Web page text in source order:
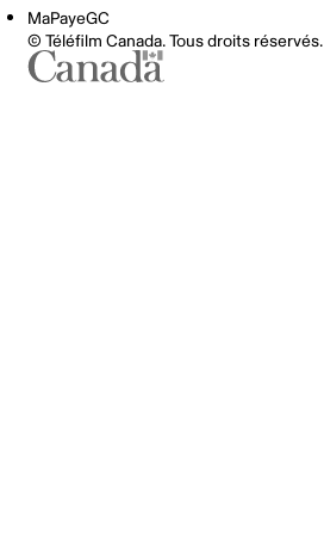
MaPayeGC
© Téléfilm Canada. Tous droits réservés.